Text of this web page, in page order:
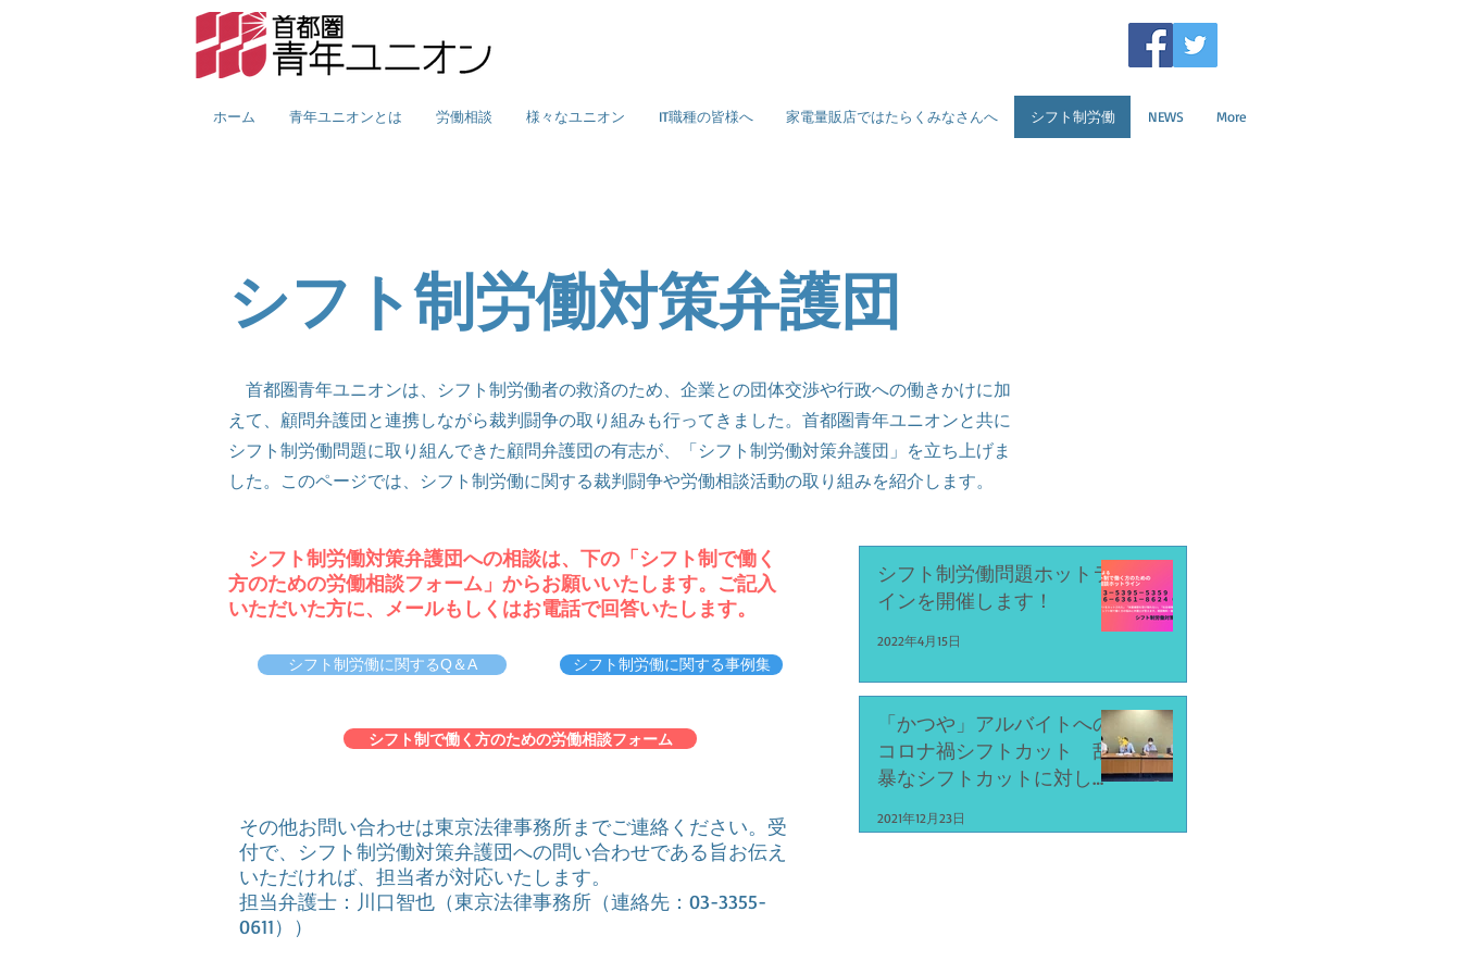
ホーム 青年ユニオンとは 労働相談 様々なユニオン IT職種の皆様へ 家電量販店ではたらくみなさんへ シフト制労働 NEWS More
シフト制労働対策弁護団
首都圏青年ユニオンは、シフト制労働者の救済のため、企業との団体交渉や行政への働きかけに加
えて、顧問弁護団と連携しながら裁判闘争の取り組みも行ってきました。首都圏青年ユニオンと共に
シフト制労働問題に取り組んできた顧問弁護団の有志が、「シフト制労働対策弁護団」を立ち上げま
した。このページでは、シフト制労働に関する裁判闘争や労働相談活動の取り組みを紹介します。
シフト制労働対策弁護団への相談は、下の「シフト制で働く
方のための労働相談フォーム」からお願いいたします。ご記入
いただいた方に、メールもしくはお電話で回答いたします。
シフト制労働に関するQ＆A シフト制労働に関する事例集
シフト制で働く方のための労働相談フォーム
その他お問い合わせは東京法律事務所までご連絡ください。受
付で、シフト制労働対策弁護団への問い合わせである旨お伝え
いただければ、担当者が対応いたします。
担当弁護士：川口智也（東京法律事務所（連絡先：03-3355-
0611））
シフト制労働問題ホットラ
インを開催します！
2022年4月15日
「かつや」アルバイトへの
コロナ禍シフトカット 乱
暴なシフトカットに対して
2021年12月23日